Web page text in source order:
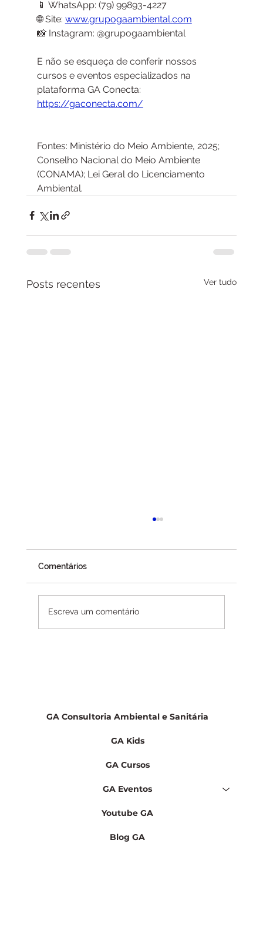
📱 WhatsApp: (79) 99893-4227
🌐 Site: www.grupogaambiental.com
📸 Instagram: @grupogaambiental
E não se esqueça de conferir nossos
cursos e eventos especializados na
plataforma GA Conecta:
https://gaconecta.com/
Fontes: Ministério do Meio Ambiente, 2025;
Conselho Nacional do Meio Ambiente
(CONAMA); Lei Geral do Licenciamento
Ambiental.
Posts recentes Ver tudo
agro
A recente decisão do Conselho Monetário
proprietários de terras e para
Comentários
Escreva um comentário
GA Consultoria Ambiental e Sanitária
GA Kids
GA Cursos
GA Eventos
Youtube GA
Blog GA